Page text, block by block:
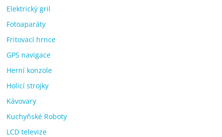
Elektrický gril
Fotoaparáty
Fritovací hrnce
GPS navigace
Herní konzole
Holicí strojky
Kávovary
Kuchyňské Roboty
LCD televize